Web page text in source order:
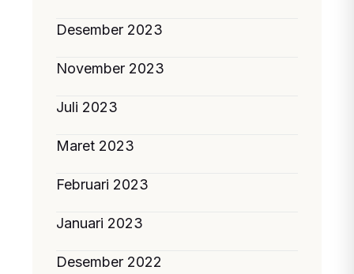
Desember 2023
November 2023
Juli 2023
Maret 2023
Februari 2023
Januari 2023
Desember 2022